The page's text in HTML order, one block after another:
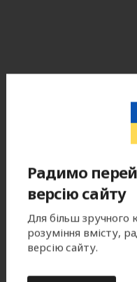
Радимо
версію сайту
Для більш зручного
розуміння вмісту,
версію сайту.